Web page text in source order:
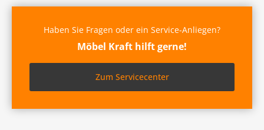
Haben Sie Fragen oder ein Service-Anliegen?
Möbel Kraft hilft gerne!
Zum Servicecenter